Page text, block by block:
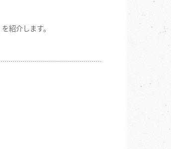
を紹介します。